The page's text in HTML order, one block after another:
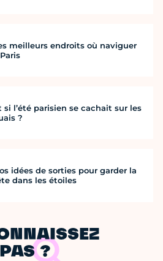
meilleurs endroits où naviguer
si l’été parisien se cachait sur les
?
idées de sorties pour garder la
dans les étoiles
?